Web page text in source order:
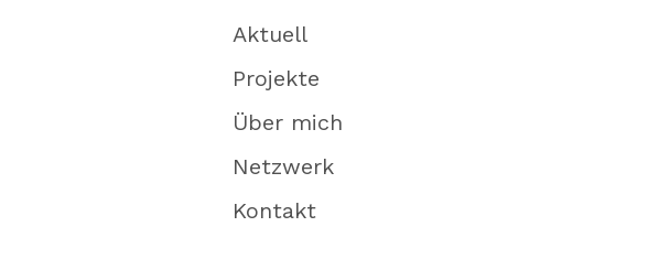
Aktuell
Projekte
Über mich
Netzwerk
Kontakt